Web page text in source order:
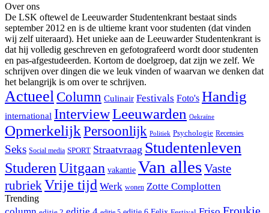
Over ons
De LSK oftewel de Leeuwarder Studentenkrant bestaat sinds
september 2012 en is de ultieme krant voor studenten (dat vinden
wij zelf uiteraard). Het unieke aan de Leeuwarder Studentenkrant is
dat hij volledig geschreven en gefotografeerd wordt door studenten
en pas-afgestudeerden. Kortom de doelgroep, dat zijn we zelf. We
schrijven over dingen die we leuk vinden of waarvan we denken dat
het belangrijk is om over te schrijven.
Actueel Column Culinair Festivals Foto's Handig
international InterviewLeeuwarden Oekraïne
OpmerkelijkPersoonlijk Politiek Psychologie Recensies
Seks Social media SPORT Straatvraag Studentenleven
StuderenUitgaan vakantie Van allesVaste
rubriek Vrije tijd Werk wonen Zotte Complotten
Trending